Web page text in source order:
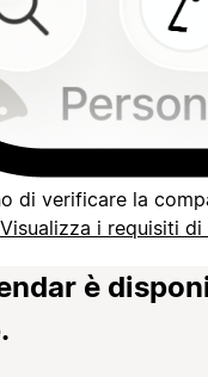
di verificare la
Visualizza i requisiti di
è